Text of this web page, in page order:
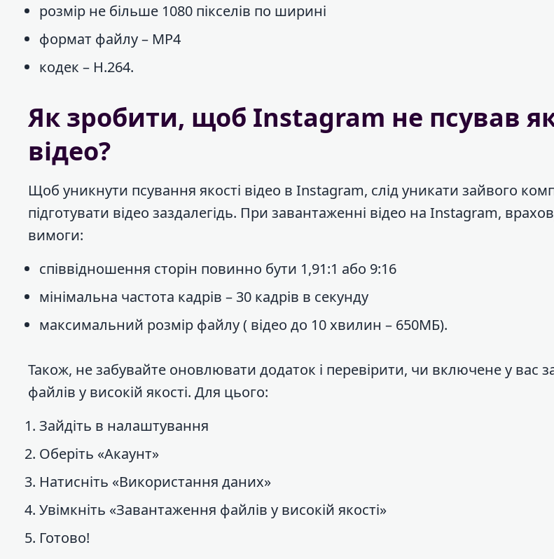
розмір не більше 1080 пікселів по ширині
формат файлу – MP4
кодек – H.264.
Як зробити, щоб Instagram не псував
відео?
Щоб уникнути псування якості відео в Instagram, слід уникати зайвого
підготувати відео заздалегідь. При завантаженні відео на Instagram,
вимоги:
співвідношення сторін повинно бути 1,91:1 або 9:16
мінімальна частота кадрів – 30 кадрів в секунду
максимальний розмір файлу ( відео до 10 хвилин – 650МБ).
Також, не забувайте оновлювати додаток і перевірити, чи включене у вас
файлів у високій якості. Для цього:
Зайдіть в налаштування
Оберіть «Акаунт»
Натисніть «Використання даних»
Увімкніть «Завантаження файлів у високій якості»
Готово!